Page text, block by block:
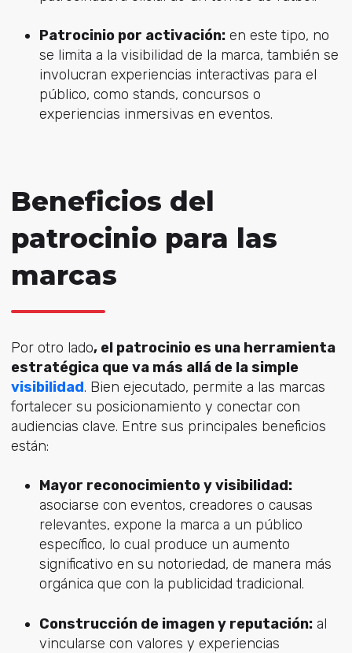
Patrocinio por activación:en este tipo, no
se limita a la visibilidad de la marca, también se
involucran experiencias interactivas para el
público, como stands, concursos o
experiencias inmersivas en eventos.
Beneficios del
patrocinio para las
marcas
Por otro lado, el patrocinio es una herramienta
estratégica que va más allá de la simple
visibilidad. Bien ejecutado, permite a las marcas
fortalecer su posicionamiento y conectar con
audiencias clave. Entre sus principales beneficios
están:
Mayor reconocimiento y visibilidad:
asociarse con eventos, creadores o causas
relevantes, expone la marca a un público
específico, lo cual produce un aumento
significativo en su notoriedad, de manera más
orgánica que con la publicidad tradicional.
Construcción de imagen y reputación:al
vincularse con valores y experiencias